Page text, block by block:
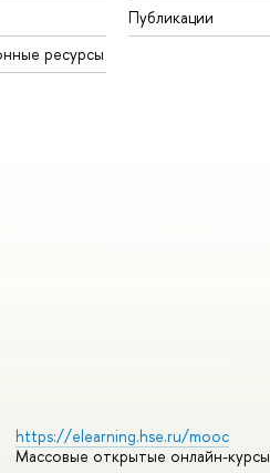
ресурсы
Публикации
https://elearning.hse.ru/mooc
Массовые открытые онлайн-курсы